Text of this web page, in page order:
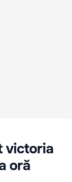
victoria
oră